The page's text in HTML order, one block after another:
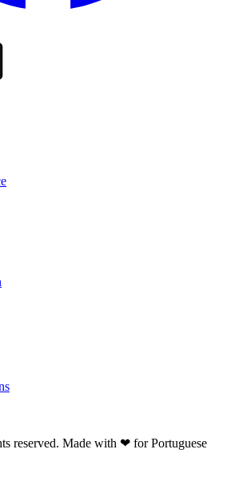
reserved. Made with ❤ for Portuguese